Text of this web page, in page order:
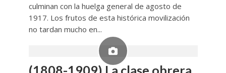
culminan con la huelga general de agosto de
1917. Los frutos de esta histórica movilización
no tardan mucho en...
(1808-1909) La clase obrera